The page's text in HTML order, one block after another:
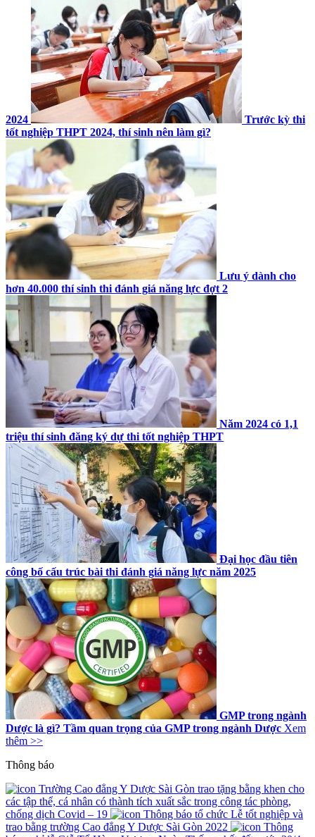
2024
Trước kỳ thi
tốt nghiệp THPT 2024, thí sinh nên làm gì?
Lưu ý dành cho
hơn 40.000 thí sinh thi đánh giá năng lực đợt 2
Năm 2024 có 1,1
triệu thí sinh đăng ký dự thi tốt nghiệp THPT
Đại học đầu tiên
công bố cấu trúc bài thi đánh giá năng lực năm 2025
GMP trong ngành
Dược là gì? Tầm quan trọng của GMP trong ngành Dược Xem
thêm >>
Thông báo
Trường Cao đẳng Y Dược Sài Gòn trao tặng bằng khen cho
các tập thể, cá nhân có thành tích xuất sắc trong công tác phòng,
chống dịch Covid – 19
Thông báo tổ chức Lễ tốt nghiệp và
trao bằng trường Cao đẳng Y Dược Sài Gòn 2022
Thông